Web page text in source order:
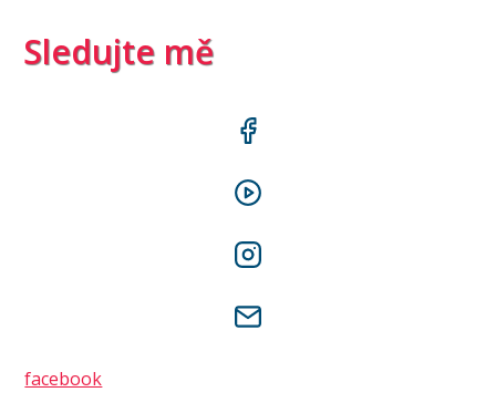
Sledujte mě
facebook